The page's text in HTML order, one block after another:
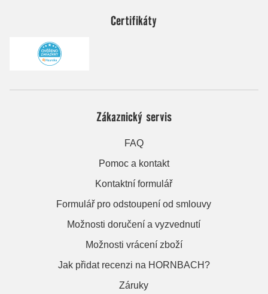
Certifikáty
Zákaznický servis
FAQ
Pomoc a kontakt
Kontaktní formulář
Formulář pro odstoupení od smlouvy
Možnosti doručení a vyzvednutí
Možnosti vrácení zboží
Jak přidat recenzi na HORNBACH?
Záruky